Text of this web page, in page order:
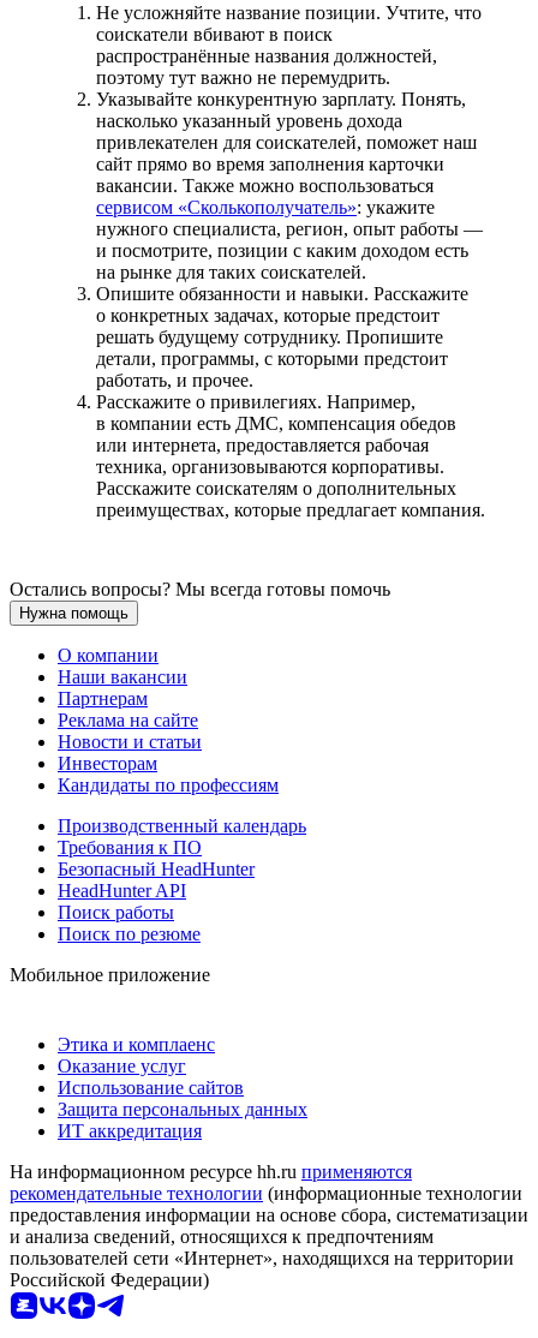
Не усложняйте название позиции. Учтите, что
соискатели вбивают в поиск
распространённые названия должностей,
поэтому тут важно не перемудрить.
Указывайте конкурентную зарплату. Понять,
насколько указанный уровень дохода
привлекателен для соискателей, поможет наш
сайт прямо во время заполнения карточки
вакансии. Также можно воспользоваться
сервисом «Сколькополучатель»: укажите
нужного специалиста, регион, опыт работы —
и посмотрите, позиции с каким доходом есть
на рынке для таких соискателей.
Опишите обязанности и навыки. Расскажите
о конкретных задачах, которые предстоит
решать будущему сотруднику. Пропишите
детали, программы, с которыми предстоит
работать, и прочее.
Расскажите о привилегиях. Например,
в компании есть ДМС, компенсация обедов
или интернета, предоставляется рабочая
техника, организовываются корпоративы.
Расскажите соискателям о дополнительных
преимуществах, которые предлагает компания.
Остались вопросы? Мы всегда готовы помочь
Нужна помощь
О компании
Наши вакансии
Партнерам
Реклама на сайте
Новости и статьи
Инвесторам
Кандидаты по профессиям
Производственный календарь
Требования к ПО
Безопасный HeadHunter
HeadHunter API
Поиск работы
Поиск по резюме
Мобильное приложение
Этика и комплаенс
Оказание услуг
Использование сайтов
Защита персональных данных
ИТ аккредитация
На информационном ресурсе hh.ru применяются
рекомендательные технологии (информационные технологии
предоставления информации на основе сбора, систематизации
и анализа сведений, относящихся к предпочтениям
пользователей сети «Интернет», находящихся на территории
Российской Федерации)